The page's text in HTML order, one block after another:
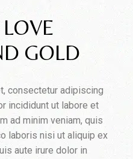
GOLD
consectetur adipiscing
incididunt ut labore et
ad minim veniam, quis
laboris nisi ut aliquip ex
aute irure dolor in